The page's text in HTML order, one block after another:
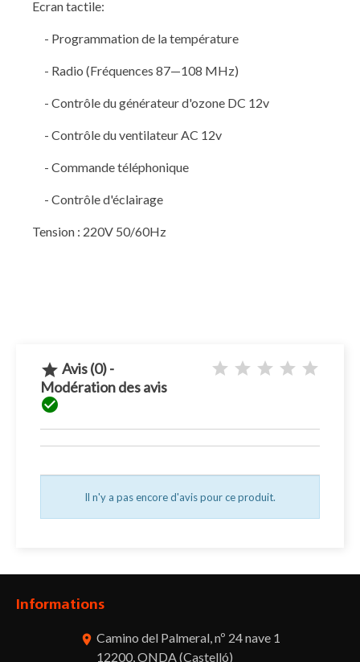
Ecran tactile:
- Programmation de la température
- Radio (Fréquences 87—108 MHz)
- Contrôle du générateur d'ozone DC 12v
- Contrôle du ventilateur AC 12v
- Commande téléphonique
- Contrôle d'éclairage
Tension : 220V 50/60Hz
 Avis (0) -
Modération des avis

Il n'y a pas encore d'avis pour ce produit.
Informations
room Camino del Palmeral, nº 24 nave 1
12200, ONDA (Castelló)